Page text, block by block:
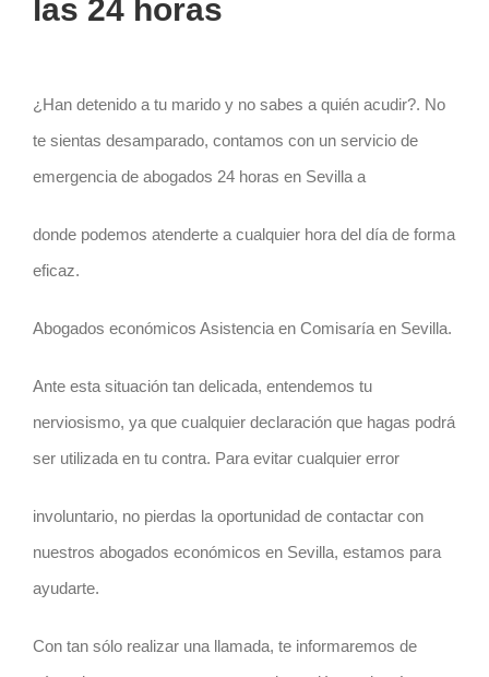
las 24 horas
¿Han detenido a tu marido y no sabes a quién acudir?. No
te sientas desamparado, contamos con un servicio de
emergencia de abogados 24 horas en Sevilla a
donde podemos atenderte a cualquier hora del día de forma
eficaz.
Abogados económicos Asistencia en Comisaría en Sevilla.
Ante esta situación tan delicada, entendemos tu
nerviosismo, ya que cualquier declaración que hagas podrá
ser utilizada en tu contra. Para evitar cualquier error
involuntario, no pierdas la oportunidad de contactar con
nuestros abogados económicos en Sevilla, estamos para
ayudarte.
Con tan sólo realizar una llamada, te informaremos de